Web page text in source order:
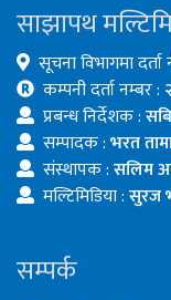
साझापथ
सूचना विभागमा दर्ता
कम्पनी दर्ता नम्बर :
प्रबन्ध निर्देशक :
सम्पादक :भरत
संस्थापक :सलिम
मल्टिमिडिया :सुरज
सम्पर्क